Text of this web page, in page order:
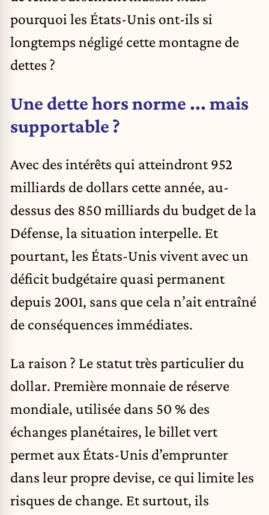
pourquoi les États-Unis ont-ils si
longtemps négligé cette montagne de
dettes ?
Une dette hors norme ... mais
supportable ?
Avec des intérêts qui atteindront 952
milliards de dollars cette année, au-
dessus des 850 milliards du budget de la
Défense, la situation interpelle. Et
pourtant, les États-Unis vivent avec un
déficit budgétaire quasi permanent
depuis 2001, sans que cela n’ait entraîné
de conséquences immédiates.
La raison ? Le statut très particulier du
dollar. Première monnaie de réserve
mondiale, utilisée dans 50 % des
échanges planétaires, le billet vert
permet aux États-Unis d’emprunter
dans leur propre devise, ce qui limite les
risques de change. Et surtout, ils